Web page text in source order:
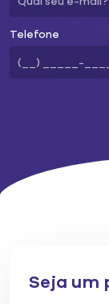
Telefone
Seja um